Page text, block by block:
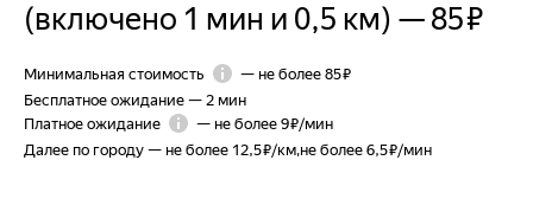
(включено 1 мин и 0,5 км) — 85 ₽
Минимальная стоимость — не более 85 ₽
Бесплатное ожидание — 2 мин
Платное ожидание
— не более 9 ₽/мин
Далее по городу — не более 12,5 ₽/км,не более 6,5 ₽/мин